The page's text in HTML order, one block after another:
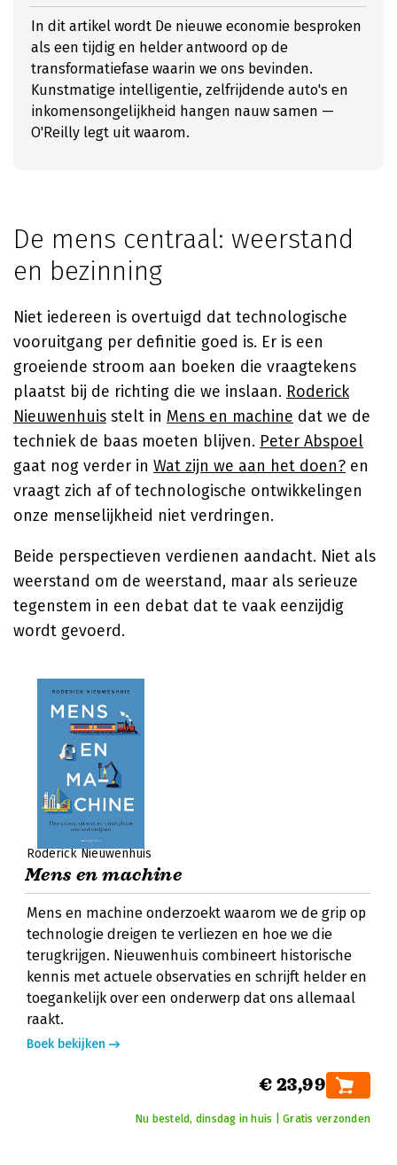
In dit artikel wordt De nieuwe economie besproken
als een tijdig en helder antwoord op de
transformatiefase waarin we ons bevinden.
Kunstmatige intelligentie, zelfrijdende auto's en
inkomensongelijkheid hangen nauw samen —
O'Reilly legt uit waarom.
De mens centraal: weerstand
en bezinning
Niet iedereen is overtuigd dat technologische
vooruitgang per definitie goed is. Er is een
groeiende stroom aan boeken die vraagtekens
plaatst bij de richting die we inslaan. Roderick
Nieuwenhuis stelt in Mens en machine dat we de
techniek de baas moeten blijven. Peter Abspoel
gaat nog verder in Wat zijn we aan het doen? en
vraagt zich af of technologische ontwikkelingen
onze menselijkheid niet verdringen.
Beide perspectieven verdienen aandacht. Niet als
weerstand om de weerstand, maar als serieuze
tegenstem in een debat dat te vaak eenzijdig
wordt gevoerd.
Roderick Nieuwenhuis
Mens en machine
Mens en machine onderzoekt waarom we de grip op
technologie dreigen te verliezen en hoe we die
terugkrijgen. Nieuwenhuis combineert historische
kennis met actuele observaties en schrijft helder en
toegankelijk over een onderwerp dat ons allemaal
raakt.
Boek bekijken
€ 23,99
Nu besteld, dinsdag in huis | Gratis verzonden